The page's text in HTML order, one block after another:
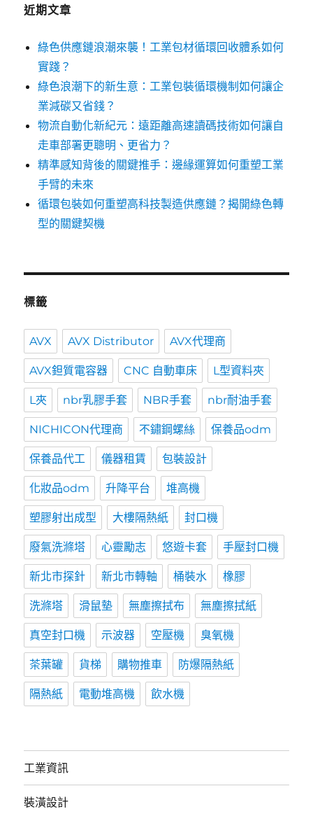
近期文章
綠色供應鏈浪潮來襲！工業包材循環回收體系如何
實踐？
綠色浪潮下的新生意：工業包裝循環機制如何讓企
業減碳又省錢？
物流自動化新紀元：遠距離高速讀碼技術如何讓自
走車部署更聰明、更省力？
精準感知背後的關鍵推手：邊緣運算如何重塑工業
手臂的未來
循環包裝如何重塑高科技製造供應鏈？揭開綠色轉
型的關鍵契機
標籤
AVX AVX Distributor AVX代理商
AVX鉭質電容器 CNC 自動車床 L型資料夾
L夾 nbr乳膠手套 NBR手套 nbr耐油手套
NICHICON代理商 不鏽鋼螺絲 保養品odm
保養品代工 儀器租賃 包裝設計
化妝品odm 升降平台 堆高機
塑膠射出成型 大樓隔熱紙 封口機
廢氣洗滌塔 心靈勵志 悠遊卡套 手壓封口機
新北市探針 新北市轉軸 桶裝水 橡膠
洗滌塔 滑鼠墊 無塵擦拭布 無塵擦拭紙
真空封口機 示波器 空壓機 臭氧機
茶葉罐 貨梯 購物推車 防爆隔熱紙
隔熱紙 電動堆高機 飲水機
工業資訊
裝潢設計